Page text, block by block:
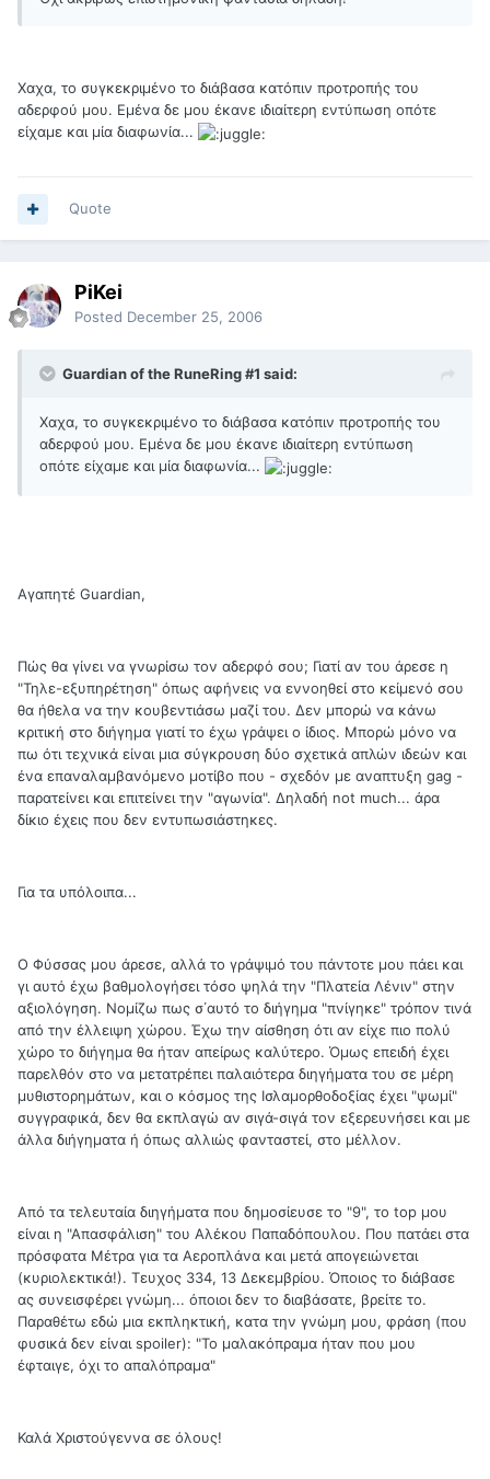
Χαχα, το συγκεκριμένο το διάβασα κατόπιν προτροπής του
αδερφού μου. Εμένα δε μου έκανε ιδιαίτερη εντύπωση οπότε
είχαμε και μία διαφωνία...
Quote
PiKei
Posted December 25, 2006
Guardian of the RuneRing #1 said:
Χαχα, το συγκεκριμένο το διάβασα κατόπιν προτροπής του
αδερφού μου. Εμένα δε μου έκανε ιδιαίτερη εντύπωση
οπότε είχαμε και μία διαφωνία...
Αγαπητέ Guardian,
Πώς θα γίνει να γνωρίσω τον αδερφό σου; Γιατί αν του άρεσε η
"Τηλε-εξυπηρέτηση" όπως αφήνεις να εννοηθεί στο κείμενό σου
θα ήθελα να την κουβεντιάσω μαζί του. Δεν μπορώ να κάνω
κριτική στο διήγημα γιατί το έχω γράψει ο ίδιος. Μπορώ μόνο να
πω ότι τεχνικά είναι μια σύγκρουση δύο σχετικά απλών ιδεών και
ένα επαναλαμβανόμενο μοτίβο που - σχεδόν με αναπτυξη gag -
παρατείνει και επιτείνει την "αγωνία". Δηλαδή not much... άρα
δίκιο έχεις που δεν εντυπωσιάστηκες.
Για τα υπόλοιπα...
Ο Φύσσας μου άρεσε, αλλά το γράψιμό του πάντοτε μου πάει και
γι αυτό έχω βαθμολογήσει τόσο ψηλά την "Πλατεία Λένιν" στην
αξιολόγηση. Νομίζω πως σ΄αυτό το διήγημα "πνίγηκε" τρόπον τινά
από την έλλειψη χώρου. Έχω την αίσθηση ότι αν είχε πιο πολύ
χώρο το διήγημα θα ήταν απείρως καλύτερο. Όμως επειδή έχει
παρελθόν στο να μετατρέπει παλαιότερα διηγήματα του σε μέρη
μυθιστορημάτων, και ο κόσμος της Ισλαμορθοδοξίας έχει "ψωμί"
συγγραφικά, δεν θα εκπλαγώ αν σιγά-σιγά τον εξερευνήσει και με
άλλα διήγηματα ή όπως αλλιώς φανταστεί, στο μέλλον.
Από τα τελευταία διηγήματα που δημοσίευσε το "9", το top μου
είναι η "Απασφάλιση" του Αλέκου Παπαδόπουλου. Που πατάει στα
πρόσφατα Μέτρα για τα Αεροπλάνα και μετά απογειώνεται
(κυριολεκτικά!). Τευχος 334, 13 Δεκεμβρίου. Όποιος το διάβασε
ας συνεισφέρει γνώμη... όποιοι δεν το διαβάσατε, βρείτε το.
Παραθέτω εδώ μια εκπληκτική, κατα την γνώμη μου, φράση (που
φυσικά δεν είναι spoiler): "Το μαλακόπραμα ήταν που μου
έφταιγε, όχι το απαλόπραμα"
Καλά Χριστούγεννα σε όλους!